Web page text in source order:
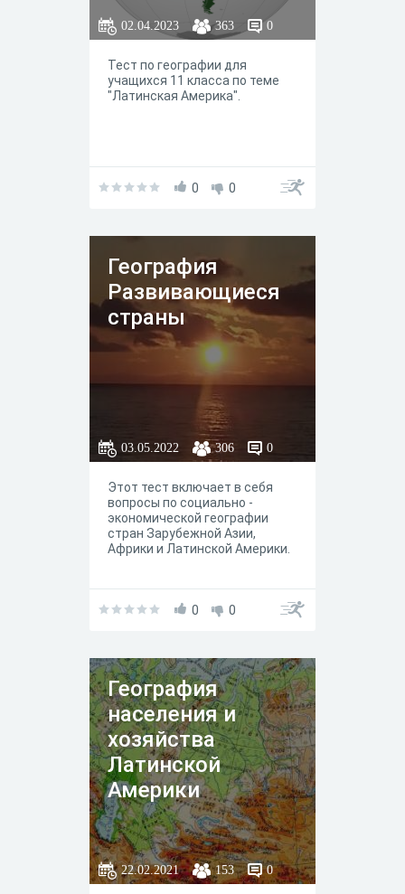
02.04.2023 363 0
Тест по географии для
учащихся 11 класса по теме
"Латинская Америка".
0 0
География
Развивающиеся
страны
03.05.2022 306 0
Этот тест включает в себя
вопросы по социально -
экономической географии
стран Зарубежной Азии,
Африки и Латинской Америки.
0 0
География
населения и
хозяйства
Латинской
Америки
22.02.2021 153 0